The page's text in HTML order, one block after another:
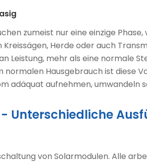
zumeist nur eine einzige
Kreissägen, Herde oder auch
Leistung, mehr als eine normale
normalen Hausgebrauch ist diese
adäquat aufnehmen, umwandeln
Unterschiedliche
von Solarmodulen. Alle